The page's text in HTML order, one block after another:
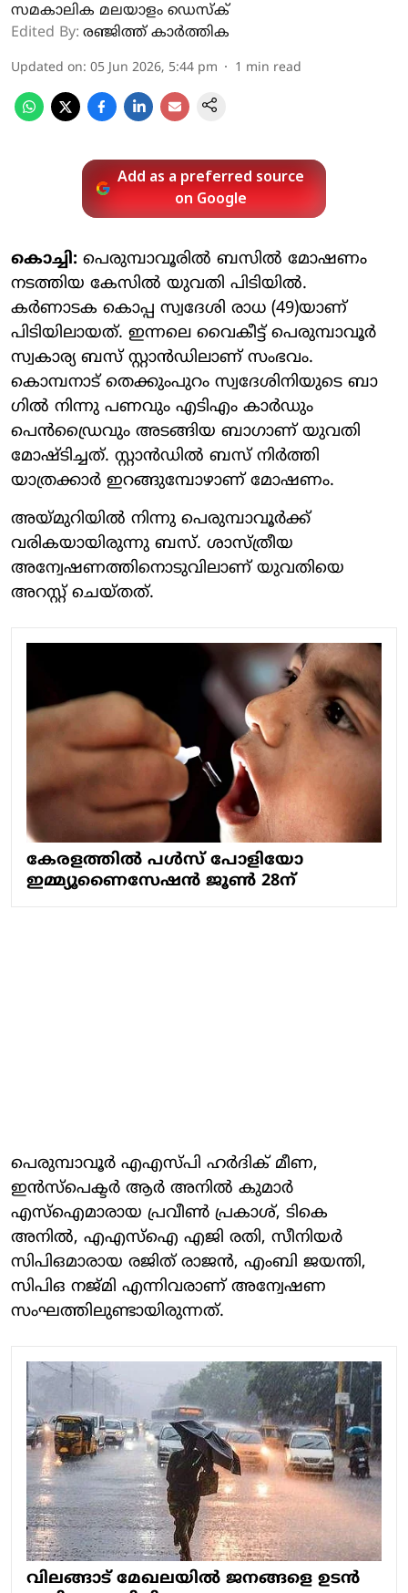
സമകാലിക മലയാളം ഡെസ്ക്
Edited By: രഞ്ജിത്ത് കാർത്തിക
Updated on: 05 Jun 2026, 5:44 pm 1 min read
Add as a preferred source
on Google
കൊച്ചി: പെരുമ്പാവൂരിൽ ബസിൽ മോഷണം
നടത്തിയ കേസിൽ യുവതി പിടിയിൽ.
കർണാടക കൊപ്പ സ്വദേശി രാധ (49)യാണ്
പിടിയിലായത്. ഇന്നലെ വൈകീട്ട് പെരുമ്പാവൂർ
സ്വകാര്യ ബസ് സ്റ്റാൻഡിലാണ് സംഭവം.
കൊമ്പനാട് തെക്കുംപുറം സ്വദേശിനിയുടെ ബാ​
ഗിൽ നിന്നു പണവും എടിഎം കാർഡും
പെൻഡ്രൈവും അടങ്ങിയ ബാ​ഗാണ് യുവതി
മോഷ്ടിച്ചത്. സ്റ്റാൻഡിൽ ബസ് നിർത്തി
യാത്രക്കാർ ഇറങ്ങുമ്പോഴാണ് മോഷണം.
അയ്മുറിയിൽ നിന്നു പെരുമ്പാവൂർക്ക്
വരികയായിരുന്നു ബസ്. ശാസ്ത്രീയ
അന്വേഷണത്തിനൊടുവിലാണ് യുവതിയെ
അറസ്റ്റ് ചെയ്തത്.
കേരളത്തില്‍ പള്‍സ് പോളിയോ
ഇമ്മ്യൂണൈസേഷന്‍ ജൂണ്‍ 28ന്
പെരുമ്പാവൂർ എഎസ്പി ഹർദിക് മീണ,
ഇൻസ്പെക്ടർ ആർ അനിൽ കുമാർ
എസ്ഐമാരായ പ്രവീൺ പ്രകാശ്, ടികെ
അനിൽ, എഎസ്ഐ എജി രതി, സീനിയർ
സിപിഒമാരായ രജിത് രാജൻ, എംബി ജയന്തി,
സിപിഒ നജ്മി എന്നിവരാണ് അന്വേഷണ
സംഘത്തിലുണ്ടായിരുന്നത്.
വിലങ്ങാട് മേഖലയിൽ ജനങ്ങളെ ഉടൻ